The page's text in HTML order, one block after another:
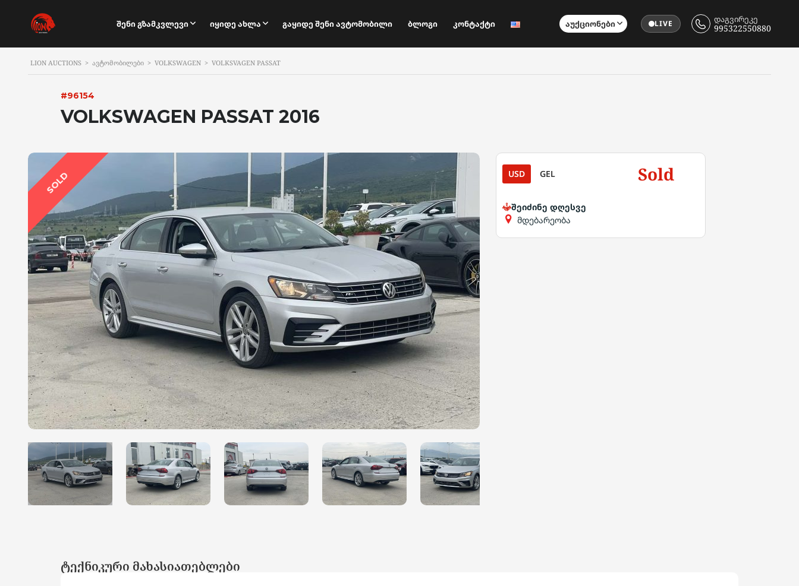
Შენი Გზამკვლევი Იყიდე Ახლა Გაყიდე Შენი Ავტომობილი Ბლოგი Კონტაქტი Აუქციონები LIVE დაგვირეკე
995322550880
LION AUCTIONS > ᲐᲕᲢᲝᲛᲝᲑᲘᲚᲔᲑᲘ > VOLKSWAGEN > VOLKSVAGEN PASSAT
#96154
VOLKSWAGEN PASSAT 2016
SOLD USD GEL Sold
შეიძინე დღესვე
მდებარეობა
ტექნიკური მახასიათებლები